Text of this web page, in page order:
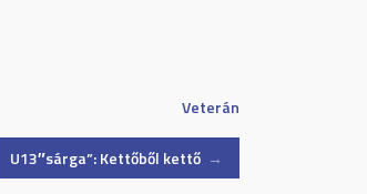
Veterán
U13″sárga”: Kettőből kettő →